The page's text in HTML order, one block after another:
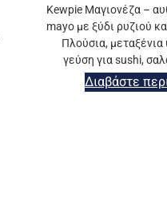
Kewpie Μαγιονέζα –
mayo με ξύδι ρυζιού
Πλούσια,
γεύση για sushi,
Διαβάστε